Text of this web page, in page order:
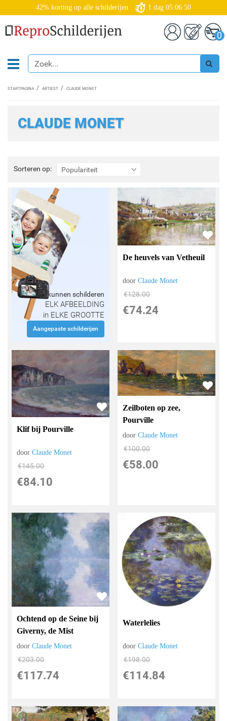
42% korting op alle schilderijen 1 dag 05:06:48
0
STARTPAGINA ARTIEST CLAUDE MONET
CLAUDE MONET
Sorteren op: Populariteit
Sorteren
op:
Wij kunnen schilderen
ELK AFBEELDING
in ELKE GROOTTE
Aangepaste schilderijen
De heuvels van Vetheuil
doorClaude Monet
€128.00
€74.24
Klif bij Pourville
doorClaude Monet
€145.00
€84.10
Zeilboten op zee,
Pourville
doorClaude Monet
€100.00
€58.00
Ochtend op de Seine bij
Giverny, de Mist
doorClaude Monet
€203.00
€117.74
Waterlelies
doorClaude Monet
€198.00
€114.84